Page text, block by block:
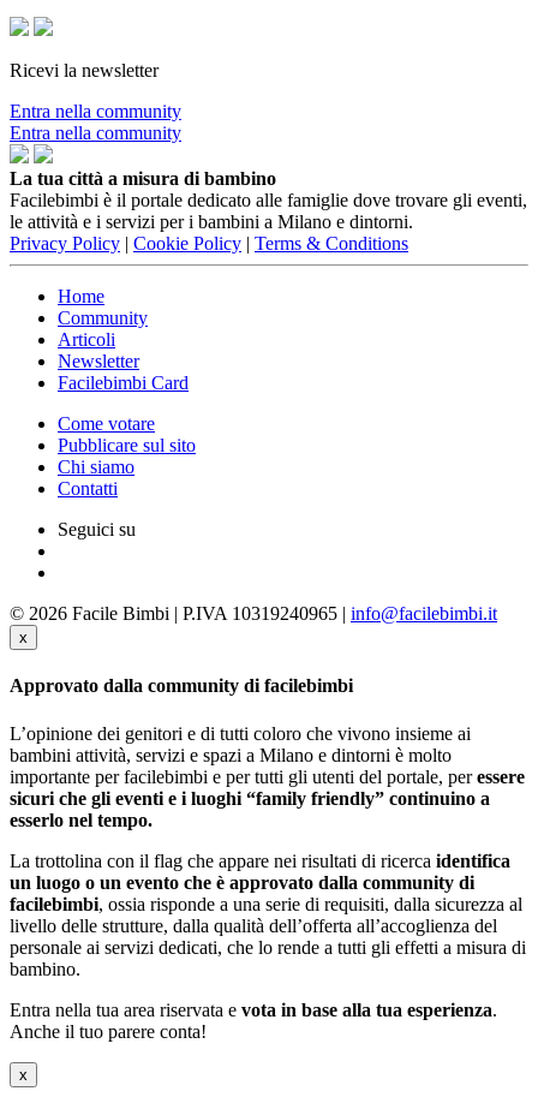
Ricevi la newsletter
Entra nella community
Entra nella community
La tua città a misura di bambino
Facilebimbi è il portale dedicato alle famiglie dove trovare gli eventi,
le attività e i servizi per i bambini a Milano e dintorni.
Privacy Policy | Cookie Policy | Terms & Conditions
Home
Community
Articoli
Newsletter
Facilebimbi Card
Come votare
Pubblicare sul sito
Chi siamo
Contatti
Seguici su
© 2026 Facile Bimbi | P.IVA 10319240965 | info@facilebimbi.it
x
Approvato dalla community di facilebimbi
L’opinione dei genitori e di tutti coloro che vivono insieme ai
bambini attività, servizi e spazi a Milano e dintorni è molto
importante per facilebimbi e per tutti gli utenti del portale, peressere
sicuri che gli eventi e i luoghi “family friendly” continuino a
esserlo nel tempo.
La trottolina con il flag che appare nei risultati di ricerca identifica
un luogo o un evento che è approvato dalla community di
facilebimbi, ossia risponde a una serie di requisiti, dalla sicurezza al
livello delle strutture, dalla qualità dell’offerta all’accoglienza del
personale ai servizi dedicati, che lo rende a tutti gli effetti a misura di
bambino.
Entra nella tua area riservata e vota in base alla tua esperienza.
Anche il tuo parere conta!
x